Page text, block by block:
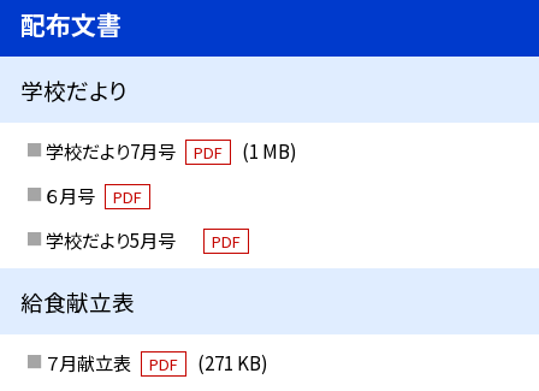
配布文書
学校だより
学校だより7月号 PDF
(1 MB)
６月号
PDF
学校だより5月号 PDF
給食献立表
７月献立表 PDF
(271 KB)